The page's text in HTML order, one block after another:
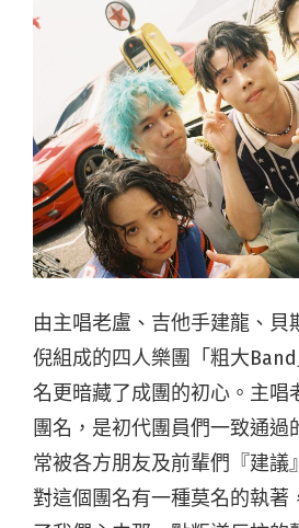
由主唱老盧、吉他手建龍、貝
倪組成的四人樂團「粗大
名更暗藏了成團的初心。主唱
團名，是初代團員們一致通過
常被各方朋友及前輩們『建議
對這個團名有一種莫名的執著